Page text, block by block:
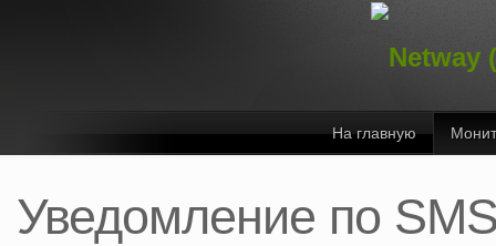
На главную
Уведомление по